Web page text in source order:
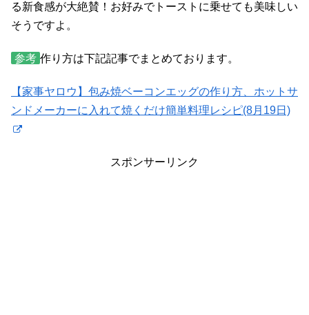
る新食感が大絶賛！お好みでトーストに乗せても美味しい
そうですよ。
参考 作り方は下記記事でまとめております。
【家事ヤロウ】包み焼ベーコンエッグの作り方、ホットサ
ンドメーカーに入れて焼くだけ簡単料理レシピ(8月19日)
スポンサーリンク